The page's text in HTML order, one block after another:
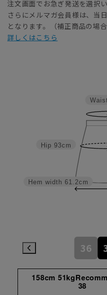
注文画面でお急ぎ発送を選択い
さらにメルマガ会員様は、当
となります。（補正商品の場
詳しくはこちら
Hem width 61.2cm
Hip 93cm
36
158cm
38